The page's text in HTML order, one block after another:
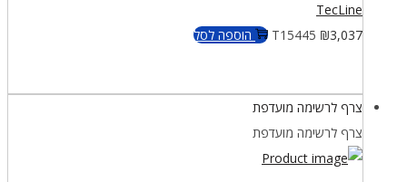
TecLine
T15445 ₪3,037 הוספה לסל
צרף לרשימה מועדפת
צרף לרשימה מועדפת